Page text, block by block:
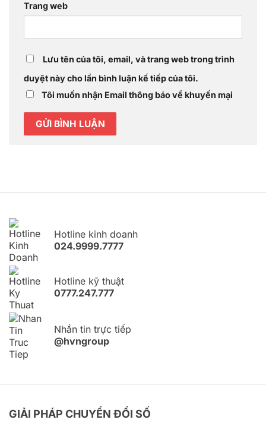
Trang web
Lưu tên của tôi, email, và trang web trong trình
duyệt này cho lần bình luận kế tiếp của tôi.
Tôi muốn nhận Email thông báo về khuyến mại
Hotline kinh doanh
024.9999.7777
Hotline kỹ thuật
0777.247.777
Nhắn tin trực tiếp
@hvngroup
GIẢI PHÁP CHUYỂN ĐỔI SỐ